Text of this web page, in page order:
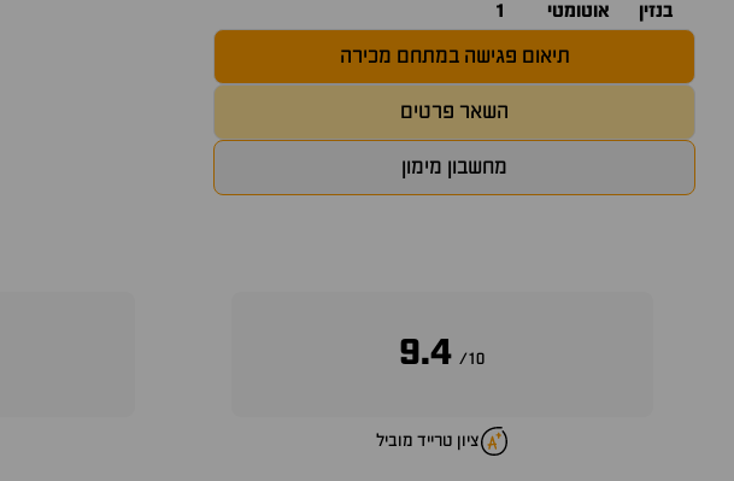
בנזין אוטומטי 1
תיאום פגישה במתחם מכירה
השאר פרטים
מחשבון מימון
10/
9.4
ציון טרייד מוביל